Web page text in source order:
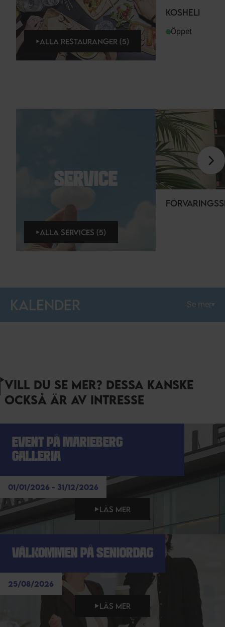
ALLA RESTAURANGER (5)
KOSHELI
Öppet
SERVICE
ALLA SERVICES (5)
KALENDER Se mer
VILL DU SE MER? DESSA KANSKE
OCKSÅ ÄR AV INTRESSE
EVENT PÅ MARIEBERG
GALLERIA
01/01/2026 - 31/12/2026
LÄS MER
VÄLKOMMEN PÅ SENIORDAG
25/08/2026
LÄS MER